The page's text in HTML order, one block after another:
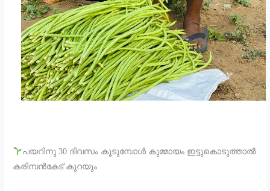
പയറിനു 30 ദിവസം കൂടുമ്പോൾ കുമ്മായം ഇട്ടുകൊടുത്താൽ
കരിമ്പൻകേട് കുറയും